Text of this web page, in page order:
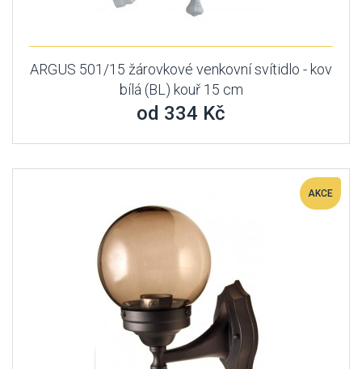
ARGUS 501/15 žárovkové venkovní svítidlo - kov
bílá (BL) kouř 15 cm
od 334 Kč
AKCE